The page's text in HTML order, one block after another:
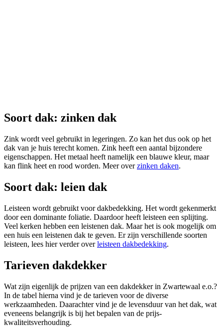
Soort dak: zinken dak
Zink wordt veel gebruikt in legeringen. Zo kan het dus ook op het
dak van je huis terecht komen. Zink heeft een aantal bijzondere
eigenschappen. Het metaal heeft namelijk een blauwe kleur, maar
kan flink heet en rood worden. Meer overzinken daken.
Soort dak: leien dak
Leisteen wordt gebruikt voor dakbedekking. Het wordt gekenmerkt
door een dominante foliatie. Daardoor heeft leisteen een splijting.
Veel kerken hebben een leistenen dak. Maar het is ook mogelijk om
een huis een leistenen dak te geven. Er zijn verschillende soorten
leisteen, lees hier verder overleisteen dakbedekking.
Tarieven dakdekker
Wat zijn eigenlijk de prijzen van een dakdekker in Zwartewaal e.o.?
In de tabel hierna vind je de tarieven voor de diverse
werkzaamheden. Daarachter vind je de levensduur van het dak, wat
eveneens belangrijk is bij het bepalen van de prijs-
kwaliteitsverhouding.